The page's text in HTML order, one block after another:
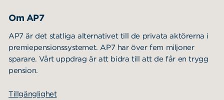
Om AP7
AP7 är det statliga alternativet till de privata aktörerna i
premiepensionssystemet. AP7 har över fem miljoner
sparare. Vårt uppdrag är att bidra till att de får en trygg
pension.
Tillgänglighet